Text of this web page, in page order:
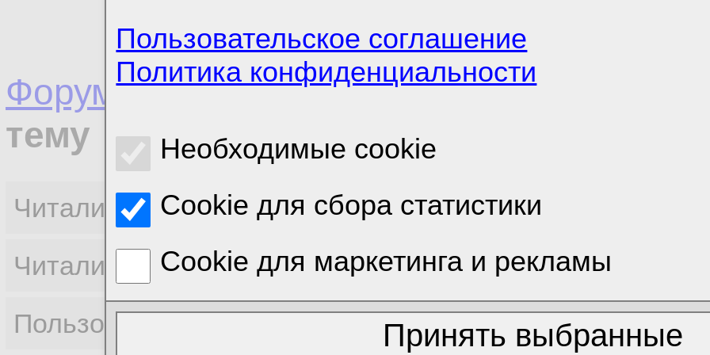
Форумы /Вопросы по IT /Поиск работы
тему
Читали тему (0):
Читали форум (0):
Пользователи онлайн (0):
Пользовательское соглашение
Политика конфиденциальности
Необходимые cookie
Cookie для сбора статистики
Cookie для маркетинга и рекламы